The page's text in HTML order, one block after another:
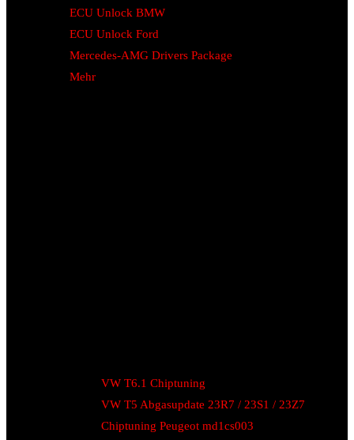
ECU Unlock BMW
ECU Unlock Ford
Mercedes-AMG Drivers Package
Mehr
VW T6.1 Chiptuning
VW T5 Abgasupdate 23R7 / 23S1 / 23Z7
Chiptuning Peugeot md1cs003